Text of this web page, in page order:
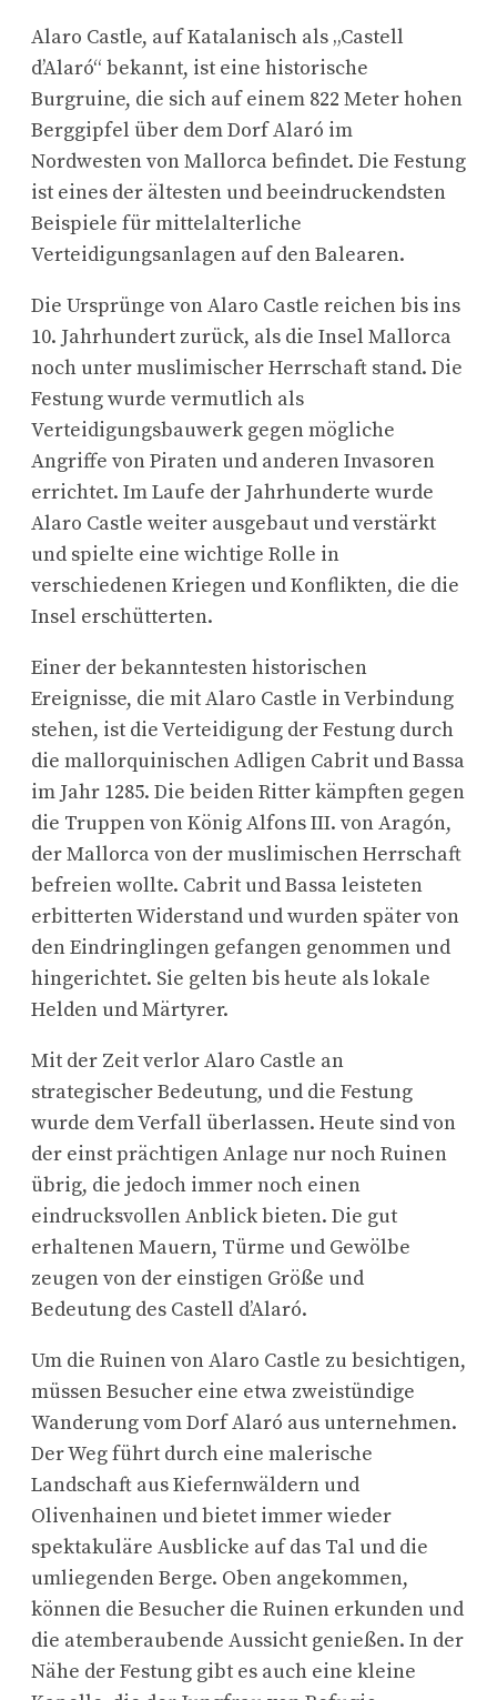
Alaro Castle, auf Katalanisch als „Castell
d’Alaró“ bekannt, ist eine historische
Burgruine, die sich auf einem 822 Meter hohen
Berggipfel über dem Dorf Alaró im
Nordwesten von Mallorca befindet. Die Festung
ist eines der ältesten und beeindruckendsten
Beispiele für mittelalterliche
Verteidigungsanlagen auf den Balearen.
Die Ursprünge von Alaro Castle reichen bis ins
10. Jahrhundert zurück, als die Insel Mallorca
noch unter muslimischer Herrschaft stand. Die
Festung wurde vermutlich als
Verteidigungsbauwerk gegen mögliche
Angriffe von Piraten und anderen Invasoren
errichtet. Im Laufe der Jahrhunderte wurde
Alaro Castle weiter ausgebaut und verstärkt
und spielte eine wichtige Rolle in
verschiedenen Kriegen und Konflikten, die die
Insel erschütterten.
Einer der bekanntesten historischen
Ereignisse, die mit Alaro Castle in Verbindung
stehen, ist die Verteidigung der Festung durch
die mallorquinischen Adligen Cabrit und Bassa
im Jahr 1285. Die beiden Ritter kämpften gegen
die Truppen von König Alfons III. von Aragón,
der Mallorca von der muslimischen Herrschaft
befreien wollte. Cabrit und Bassa leisteten
erbitterten Widerstand und wurden später von
den Eindringlingen gefangen genommen und
hingerichtet. Sie gelten bis heute als lokale
Helden und Märtyrer.
Mit der Zeit verlor Alaro Castle an
strategischer Bedeutung, und die Festung
wurde dem Verfall überlassen. Heute sind von
der einst prächtigen Anlage nur noch Ruinen
übrig, die jedoch immer noch einen
eindrucksvollen Anblick bieten. Die gut
erhaltenen Mauern, Türme und Gewölbe
zeugen von der einstigen Größe und
Bedeutung des Castell d’Alaró.
Um die Ruinen von Alaro Castle zu besichtigen,
müssen Besucher eine etwa zweistündige
Wanderung vom Dorf Alaró aus unternehmen.
Der Weg führt durch eine malerische
Landschaft aus Kiefernwäldern und
Olivenhainen und bietet immer wieder
spektakuläre Ausblicke auf das Tal und die
umliegenden Berge. Oben angekommen,
können die Besucher die Ruinen erkunden und
die atemberaubende Aussicht genießen. In der
Nähe der Festung gibt es auch eine kleine